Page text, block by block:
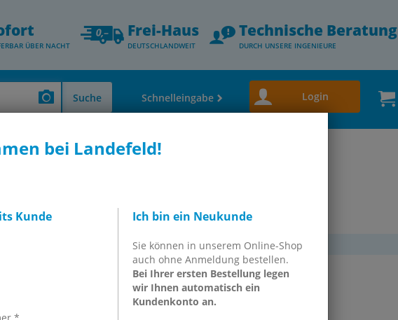
bei Landefeld!
Kunde Ich bin ein Neukunde
Sie können in unserem Online-Shop
auch ohne Anmeldung bestellen.
Bei Ihrer ersten Bestellung legen
wir Ihnen automatisch ein
Kundenkonto an.
ÜBER NACHT
Frei-Haus
DEUTSCHLANDWEIT
Technische Beratung
DURCH UNSERE INGENIEURE
Suche Schnelleingabe Login
Plat­ten­wär­me­tau­scher Er­satz­tei­le